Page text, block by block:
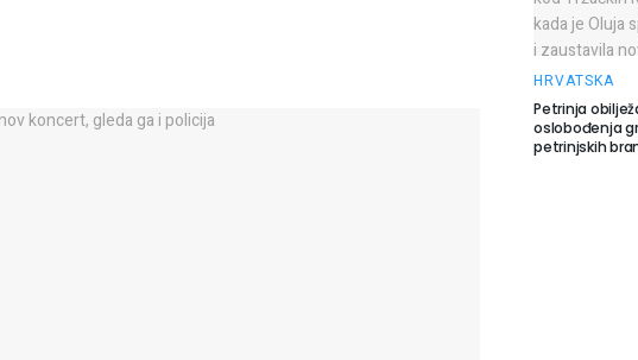
HRVATSKA
Petrinja
oslobođenja
petrinjskih